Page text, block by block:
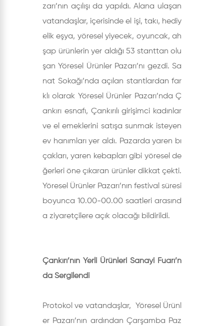
zarı’nın açılışı da yapıldı. Alana ulaşan
vatandaşlar, içerisinde el işi, takı, hediy
elik eşya, yöresel yiyecek, oyuncak, ah
şap ürünlerin yer aldığı 53 stanttan olu
şan Yöresel Ürünler Pazarı’nı gezdi. Sa
nat Sokağı’nda açılan stantlardan far
klı olarak Yöresel Ürünler Pazarı’nda Ç
ankırı esnafı, Çankırılı girişimci kadınlar
ve el emeklerini satışa sunmak isteyen
ev hanımları yer aldı. Pazarda yaren bı
çakları, yaren kebapları gibi yöresel de
ğerleri öne çıkaran ürünler dikkat çekti.
Yöresel Ürünler Pazarı’nın festival süresi
boyunca 10.00-00.00 saatleri arasınd
a ziyaretçilere açık olacağı bildirildi.
Çankırı’nın Yerli Ürünleri Sanayi Fuarı’n
da Sergilendi
Protokol ve vatandaşlar, Yöresel Ürünl
er Pazarı’nın ardından Çarşamba Paz